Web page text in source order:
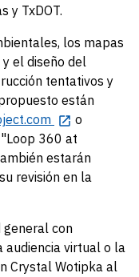
y TxDOT.
los mapas
el diseño del
tentativos y
están
o
360 at
estarán
revisión en la
general con
virtual o la
Crystal Wotipka al